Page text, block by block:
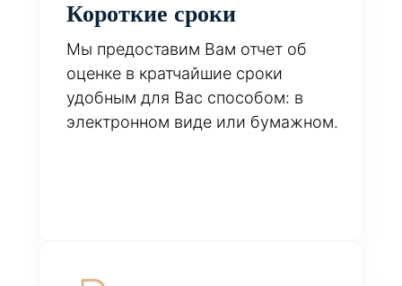
Короткие сроки
Мы предоставим Вам отчет об
оценке в кратчайшие сроки
удобным для Вас способом: в
электронном виде или бумажном.